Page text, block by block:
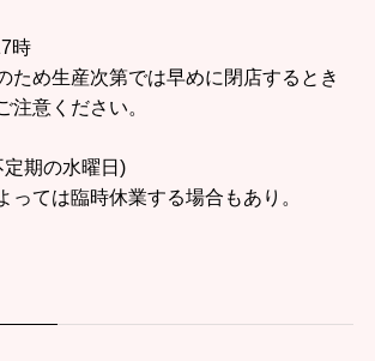
時
ため生産次第では早めに閉店するとき
注意ください。
期の水曜日)
ては臨時休業する場合もあり。